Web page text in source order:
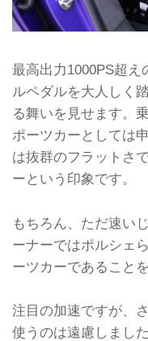
最高出力1000PS超え
ルペダルを大人しく
る舞いを見せます。
ポーツカーとしては
は抜群のフラットさ
ーという印象です。
もちろん、ただ速い
ーナーではポルシェ
ーツカーであること
注目の加速ですが、
使うのは遠慮しまし